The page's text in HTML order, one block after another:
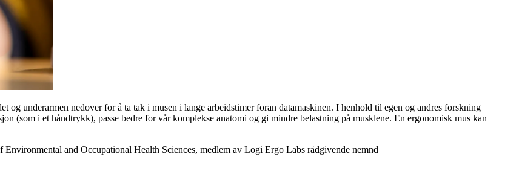
og underarmen nedover for å ta tak i musen i lange arbeidstimer foran datamaskinen. I henhold til egen og andres forskning
(som i et håndtrykk), passe bedre for vår komplekse anatomi og gi mindre belastning på musklene. En ergonomisk mus kan
and Occupational Health Sciences, medlem av Logi Ergo Labs rådgivende nemnd